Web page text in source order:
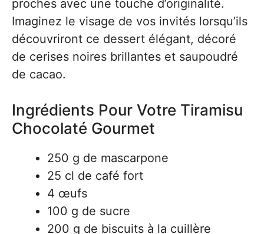
proches avec une touche d’originalité.
Imaginez le visage de vos invités lorsqu’ils
découvriront ce dessert élégant, décoré
de cerises noires brillantes et saupoudré
de cacao.
Ingrédients Pour Votre Tiramisu
Chocolaté Gourmet
250 g de mascarpone
25 cl de café fort
4 œufs
100 g de sucre
200 g de biscuits à la cuillère